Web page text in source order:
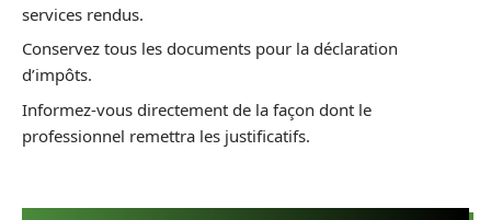
services rendus.
Conservez tous les documents pour la déclaration
d’impôts.
Informez-vous directement de la façon dont le
professionnel remettra les justificatifs.